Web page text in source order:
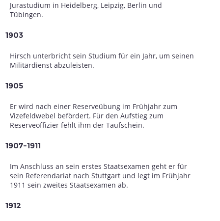
Jurastudium in Heidelberg, Leipzig, Berlin und
Tübingen.
1903
Hirsch unterbricht sein Studium für ein Jahr, um seinen
Militärdienst abzuleisten.
1905
Er wird nach einer Reserveübung im Frühjahr zum
Vizefeldwebel befördert. Für den Aufstieg zum
Reserveoffizier fehlt ihm der Taufschein.
1907-1911
Im Anschluss an sein erstes Staatsexamen geht er für
sein Referendariat nach Stuttgart und legt im Frühjahr
1911 sein zweites Staatsexamen ab.
1912